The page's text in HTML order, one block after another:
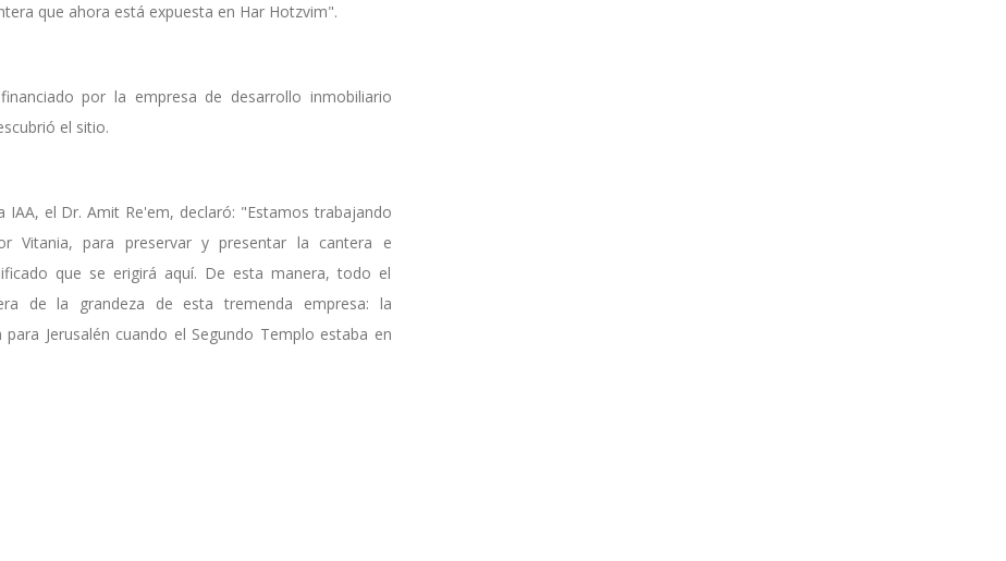
que ahora está expuesta en Har Hotzvim".
por la empresa de desarrollo inmobiliario
el sitio.
IAA, el Dr. Amit Re'em, declaró: "Estamos trabajando
Vitania, para preservar y presentar la cantera e
que se erigirá aquí. De esta manera, todo el
de la grandeza de esta tremenda empresa: la
Jerusalén cuando el Segundo Templo estaba en